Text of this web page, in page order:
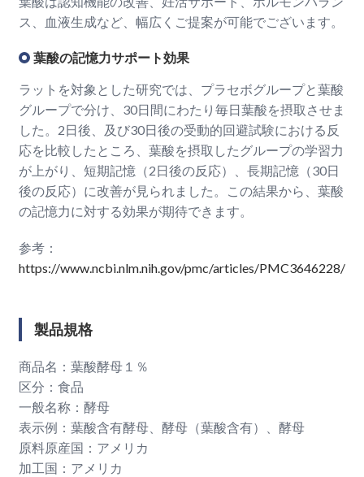
ス、血液生成など、幅広くご提案が可能でございます。
葉酸の記憶力サポート効果
ラットを対象とした研究では、プラセボグループと葉酸
グループで分け、30日間にわたり毎日葉酸を摂取させま
した。2日後、及び30日後の受動的回避試験における反
応を比較したところ、葉酸を摂取したグループの学習力
が上がり、短期記憶（2日後の反応）、長期記憶（30日
後の反応）に改善が見られました。この結果から、葉酸
の記憶力に対する効果が期待できます。
参考：
https://www.ncbi.nlm.nih.gov/pmc/articles/PMC3646228/
製品規格
商品名：葉酸酵母１％
区分：食品
一般名称：酵母
表示例：葉酸含有酵母、酵母（葉酸含有）、酵母
原料原産国：アメリカ
加工国：アメリカ